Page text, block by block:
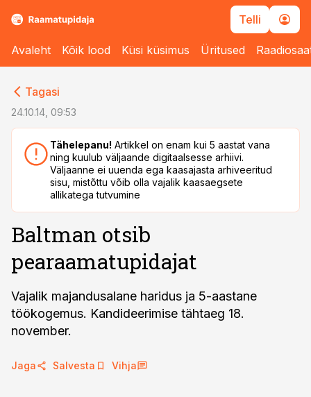
Telli
Avaleht Kõik lood Küsi küsimus Üritused
Tagasi
24.10.14, 09:53
Tähelepanu! Artikkel on enam kui 5 aastat vana
ning kuulub väljaande digitaalsesse arhiivi.
Väljaanne ei uuenda ega kaasajasta arhiveeritud
sisu, mistõttu võib olla vajalik kaasaegsete
allikatega tutvumine
Baltman otsib
pearaamatupidajat
Vajalik majandusalane haridus ja 5-aastane
töökogemus. Kandideerimise tähtaeg 18.
november.
Jaga Salvesta Vihja